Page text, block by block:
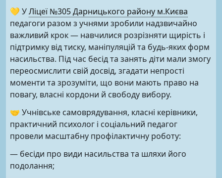
💛 УЛіцеї №305 Дарницького району м.Києва
педагоги разом з учнями зробили надзвичайно
важливий крок — навчилися розрізняти щирість і
підтримку від тиску, маніпуляцій та будь-яких форм
насильства. Під час бесід та занять діти мали змогу
переосмислити свій досвід, згадати непрості
моменти та зрозуміти, що вони мають право на
повагу, власні кордони й свободу вибору.
🤝 Учнівське самоврядування, класні керівники,
практичний психолог і соціальний педагог
провели масштабну профілактичну роботу:
— бесіди про види насильства та шляхи його
подолання;